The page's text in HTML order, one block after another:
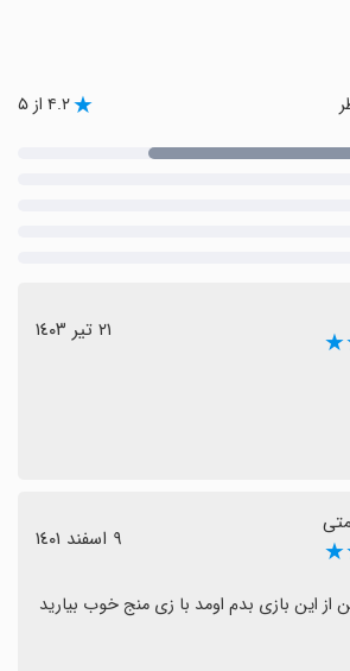
۴.۲ از ۵
٢١ تیر ١٤٠٣
٩ اسفند ١٤٠١
این بازی بدم اومد با زی منج خوب بیارید